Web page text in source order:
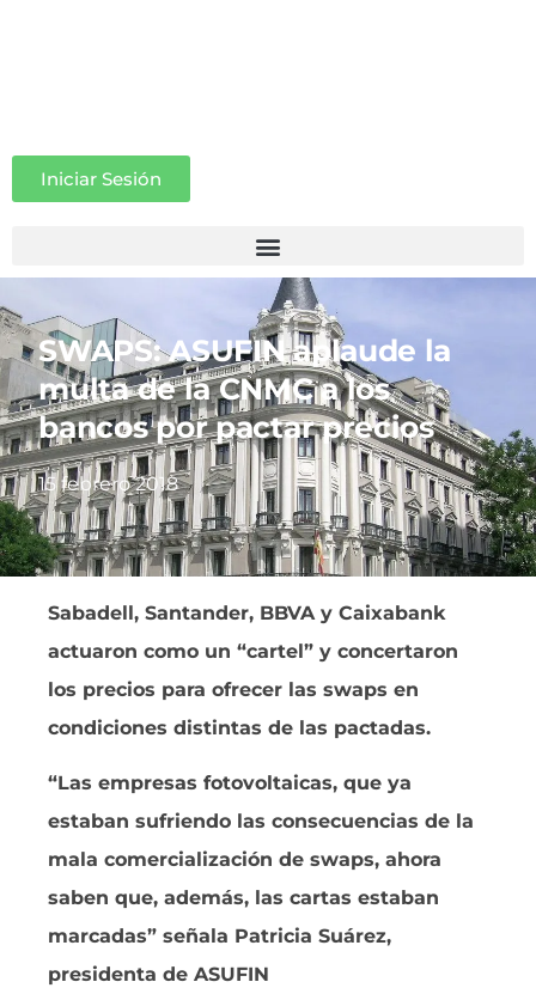
Iniciar Sesión
SWAPS: ASUFIN aplaude la
multa de la CNMC a los
bancos por pactar precios
15 febrero 2018
Sabadell, Santander, BBVA y Caixabank
actuaron como un “cartel” y concertaron
los precios para ofrecer las swaps en
condiciones distintas de las pactadas.
“Las empresas fotovoltaicas, que ya
estaban sufriendo las consecuencias de la
mala comercialización de swaps, ahora
saben que, además, las cartas estaban
marcadas” señala Patricia Suárez,
presidenta de ASUFIN